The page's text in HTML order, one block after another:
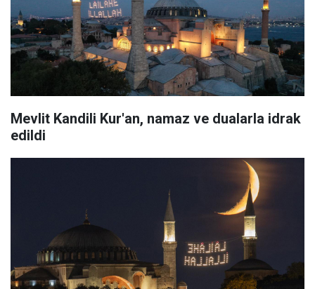
Mevlit Kandili Kur'an, namaz ve dualarla idrak
edildi